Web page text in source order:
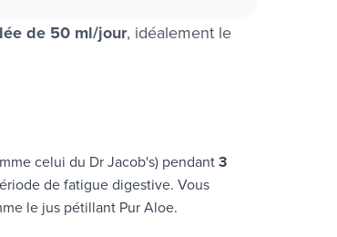
de 50 ml/jour, idéalement le
celui du Dr Jacob's) pendant3
de fatigue digestive. Vous
le jus pétillant Pur Aloe.